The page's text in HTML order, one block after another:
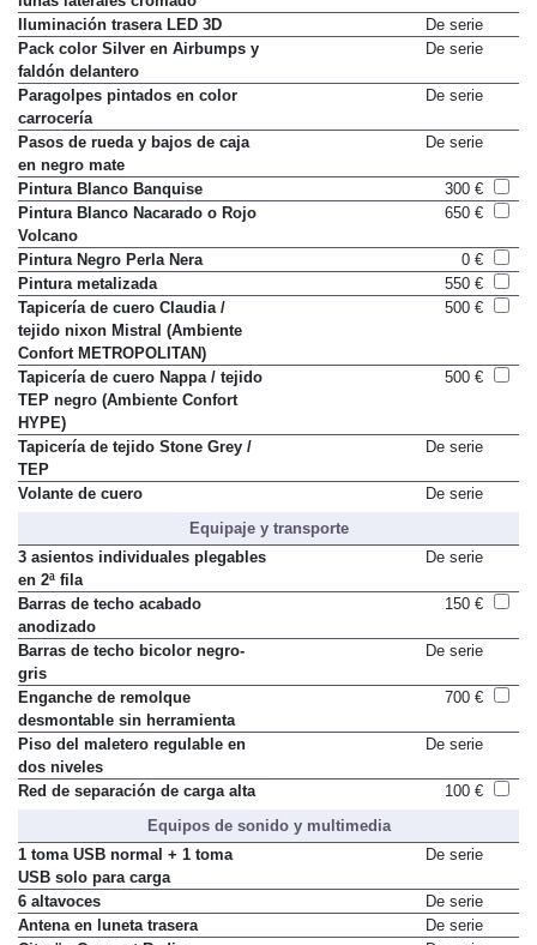
Iluminación trasera LED 3D
De serie
Pack color Silver en Airbumps y
faldón delantero
De serie
Paragolpes pintados en color
carrocería
De serie
Pasos de rueda y bajos de caja
en negro mate
De serie
Pintura Blanco Banquise
300 €
Pintura Blanco Nacarado o Rojo
Volcano
650 €
Pintura Negro Perla Nera
0 €
Pintura metalizada
550 €
Tapicería de cuero Claudia /
tejido nixon Mistral (Ambiente
Confort METROPOLITAN)
500 €
Tapicería de cuero Nappa / tejido
TEP negro (Ambiente Confort
HYPE)
500 €
Tapicería de tejido Stone Grey /
TEP
De serie
Volante de cuero
De serie
Equipaje y transporte
3 asientos individuales plegables
en 2ª fila
De serie
Barras de techo acabado
anodizado
150 €
Barras de techo bicolor negro-
gris
De serie
Enganche de remolque
desmontable sin herramienta
700 €
Piso del maletero regulable en
dos niveles
De serie
Red de separación de carga alta
100 €
Equipos de sonido y multimedia
1 toma USB normal + 1 toma
USB solo para carga
De serie
6 altavoces
De serie
Antena en luneta trasera
De serie